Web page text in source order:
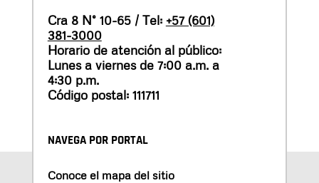
Cra 8 N° 10-65 / Tel: +57 (601)
381-3000
Horario de atención al público:
Lunes a viernes de 7:00 a.m. a
4:30 p.m.
Código postal: 111711
NAVEGA POR PORTAL
Conoce el mapa del sitio